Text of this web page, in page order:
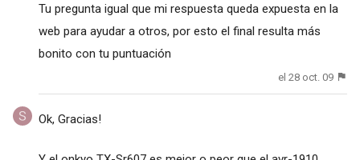
Tu pregunta igual que mi respuesta queda expuesta en la
web para ayudar a otros, por esto el final resulta más
bonito con tu puntuación
el 28 oct. 09
Ok, Gracias!